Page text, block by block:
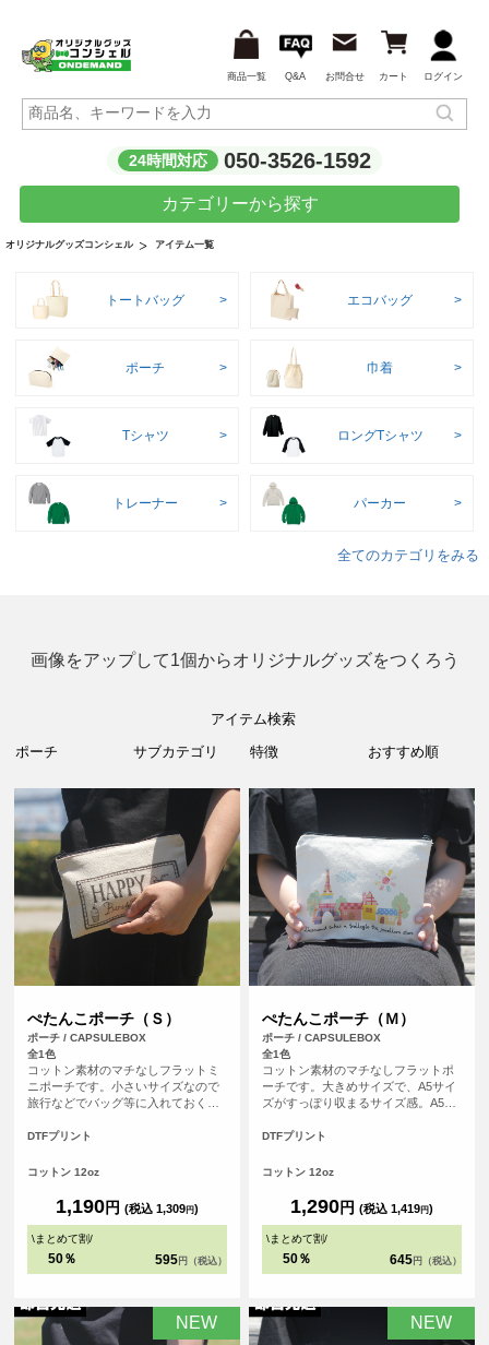
商品一覧 Q&A お問合せ カート ログイン
24時間対応 050-3526-1592
カテゴリーから探す
オリジナルグッズコンシェル アイテム一覧
トートバッグ エコバッグ
ポーチ 巾着
Tシャツ ロングTシャツ
トレーナー パーカー
全てのカテゴリをみる
画像をアップして1個からオリジナルグッズをつくろう
アイテム検索
ぺたんこポーチ（Ｓ）
ポーチ / CAPSULEBOX
全1色
コットン素材のマチなしフラットミ
ニポーチです。小さいサイズなので
旅行などでバッグ等に入れておくと
なっております。四角い形のポーチ
なデザインをレイアウトしてオリジ
ます。
DTFプリント
コットン 12oz
1,190円 (税込 1,309円)
\まとめて割/
50％ 595 円（税込）
ぺたんこポーチ（Ｍ）
ポーチ / CAPSULEBOX
全1色
コットン素材のマチなしフラットポ
ーチです。大きめサイズで、A5サイ
ズがすっぽり収まるサイズ感。A5ノ
たり、旅行などで小物の小分け用ポ
ジッパーになっております。四角い
く、お好きなデザインをレイアウト
してオリジナル度たっぷりのポーチ
を作成できます。
DTFプリント
コットン 12oz
1,290円 (税込 1,419円)
\まとめて割/
50％ 645 円（税込）
NEW NEW